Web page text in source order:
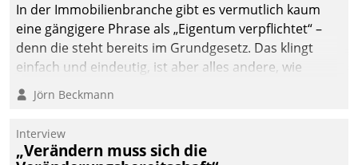
In der Immobilienbranche gibt es vermutlich kaum
eine gängigere Phrase als „Eigentum verpflichtet“ –
denn die steht bereits im Grundgesetz. Das klingt
einfach und eindeutig, ist aber alles andere, wie
Branchenbeschäftigte wissen. Denn mit der
Verantwortung folgen Verpflichtungen.
Jörn Beckmann
Interview
„Verändern muss sich die